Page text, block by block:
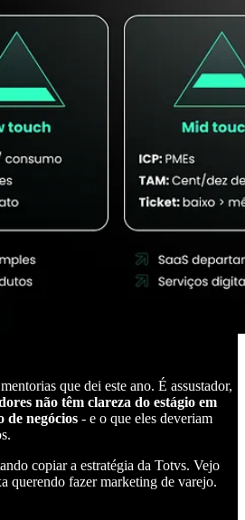
que dei este ano. É assustador,
não têm clareza do estágio em
de negócios - e o que eles deveriam
copiar a estratégia da Totvs. Vejo
querendo fazer marketing de varejo.